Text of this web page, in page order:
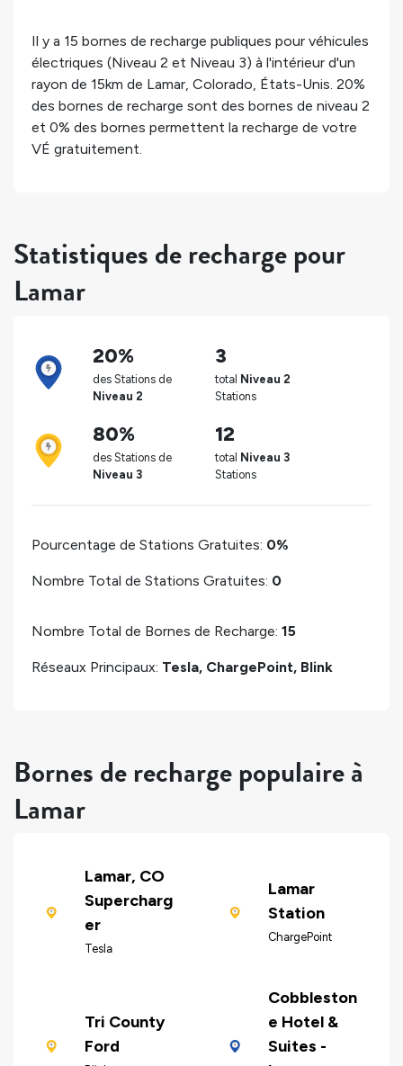
Il y a 15 bornes de recharge publiques pour véhicules
électriques (Niveau 2 et Niveau 3) à l'intérieur d'un
rayon de 15km de Lamar, Colorado, États-Unis. 20%
des bornes de recharge sont des bornes de niveau 2
et 0% des bornes permettent la recharge de votre
VÉ gratuitement.
Statistiques de recharge pour
Lamar
20%
des Stations de
Niveau 2
3
total Niveau 2
Stations
80%
des Stations de
Niveau 3
12
total Niveau 3
Stations
Pourcentage de Stations Gratuites: 0%
Nombre Total de Stations Gratuites: 0
Nombre Total de Bornes de Recharge: 15
Réseaux Principaux: Tesla, ChargePoint, Blink
Bornes de recharge populaire à
Lamar
Lamar, CO
Supercharg
er
Tesla
Lamar
Station
ChargePoint
Tri County
Ford
Cobbleston
e Hotel &
Suites -